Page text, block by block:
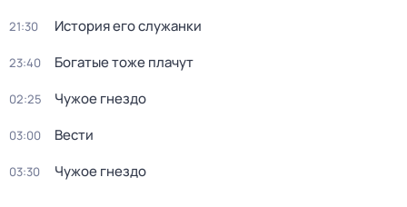
21:30 История его служанки
23:40 Богатые тоже плачут
02:25 Чужое гнездо
03:00 Вести
03:30 Чужое гнездо